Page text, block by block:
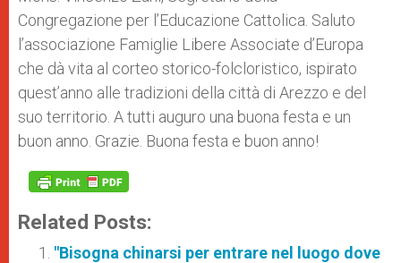
Congregazione per l’Educazione Cattolica. Saluto
l’associazione Famiglie Libere Associate d’Europa
che dà vita al corteo storico-folcloristico, ispirato
quest’anno alle tradizioni della città di Arezzo e del
suo territorio. A tutti auguro una buona festa e un
buon anno. Grazie. Buona festa e buon anno!
Related Posts:
"Bisogna chinarsi per entrare nel luogo dove